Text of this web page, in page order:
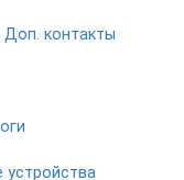
контакты